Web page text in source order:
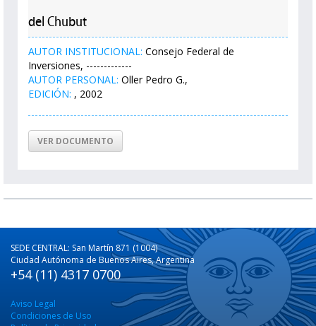
del Chubut
AUTOR INSTITUCIONAL: Consejo Federal de
Inversiones, -------------
AUTOR PERSONAL: Oller Pedro G.,
EDICIÓN: , 2002
VER DOCUMENTO
SEDE CENTRAL: San Martín 871 (1004)
Ciudad Autónoma de Buenos Aires, Argentina
+54 (11) 4317 0700
Aviso Legal
Condiciones de Uso